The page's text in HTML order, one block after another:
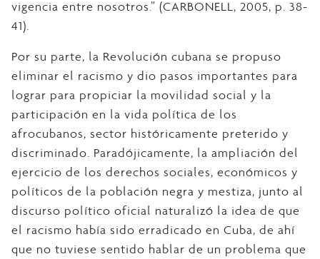
vigencia entre nosotros.” (CARBONELL, 2005, p. 38-
41).
Por su parte, la Revolución cubana se propuso
eliminar el racismo y dio pasos importantes para
lograr para propiciar la movilidad social y la
participación en la vida política de los
afrocubanos, sector históricamente preterido y
discriminado. Paradójicamente, la ampliación del
ejercicio de los derechos sociales, económicos y
políticos de la población negra y mestiza, junto al
discurso político oficial naturalizó la idea de que
el racismo había sido erradicado en Cuba, de ahí
que no tuviese sentido hablar de un problema que